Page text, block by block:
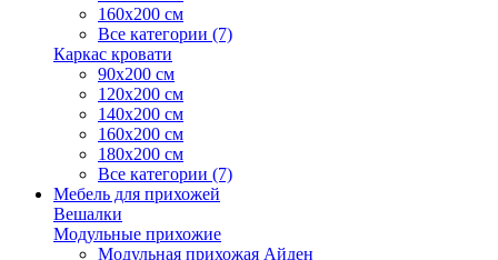
160х200 см
Все категории (7)
Каркас кровати
90х200 см
120х200 см
140х200 см
160х200 см
180х200 см
Все категории (7)
Мебель для прихожей
Вешалки
Модульные прихожие
Модульная прихожая Айден